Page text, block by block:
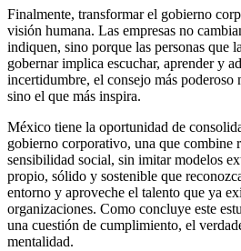
Finalmente, transformar el gobierno
visión humana. Las empresas no
indiquen, sino porque las personas que
gobernar implica escuchar, aprender y
incertidumbre, el consejo más poderoso
sino el que más inspira.
México tiene la oportunidad de
gobierno corporativo, una que combine
sensibilidad social, sin imitar modelos
propio, sólido y sostenible que
entorno y aproveche el talento que ya
organizaciones. Como concluye este
una cuestión de cumplimiento, el
mentalidad.